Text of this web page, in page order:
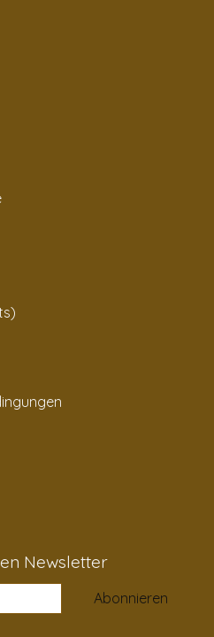
Newsletter
Abonnieren